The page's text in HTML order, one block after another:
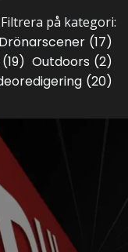
Filtrera på kategori:
Drönarscener (17)
(19) Outdoors (2)
(20)